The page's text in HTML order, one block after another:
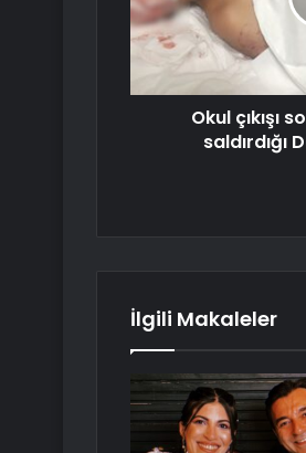
Okul çıkışı
saldırdığı
İlgili Makaleler